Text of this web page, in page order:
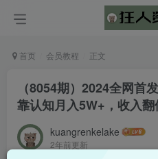
首页 会员教程 正文
（8054期）2024全网首
靠认知月入5W+，收入
kuangrenkelake
2年前更新